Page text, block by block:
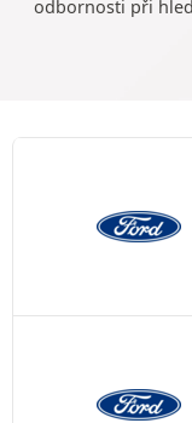
odbornosti při